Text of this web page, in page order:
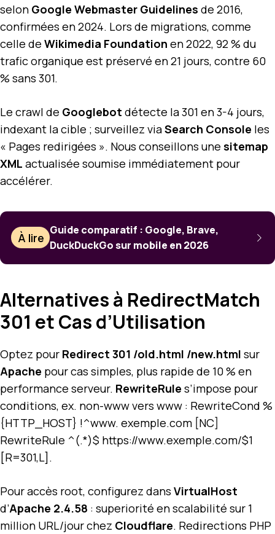
selon Google Webmaster Guidelines de 2016,
confirmées en 2024. Lors de migrations, comme
celle de Wikimedia Foundation en 2022, 92 % du
trafic organique est préservé en 21 jours, contre 60
% sans 301.
Le crawl de Googlebot détecte la 301 en 3-4 jours,
indexant la cible ; surveillez viaSearch Console les
« Pages redirigées ». Nous conseillons une sitemap
XML actualisée soumise immédiatement pour
accélérer.
À lire
Guide comparatif : Google, Brave,
DuckDuckGo sur mobile en 2026
Alternatives à RedirectMatch
301 et Cas d’Utilisation
Optez pour Redirect 301 /old.html /new.html sur
Apache pour cas simples, plus rapide de 10 % en
performance serveur. RewriteRule s’impose pour
conditions, ex. non-www vers www : RewriteCond %
{HTTP_HOST} !^www. exemple.com [NC]
RewriteRule ^(.*)$ https://www.exemple.com/$1
[R=301,L].
Pour accès root, configurez dans VirtualHost
d’Apache 2.4.58 : superiorité en scalabilité sur 1
million URL/jour chez Cloudflare. Redirections PHP